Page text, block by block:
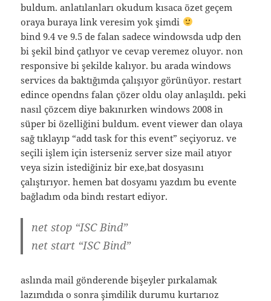
buldum. anlatılanları okudum kısaca özet geçem
oraya buraya link veresim yok şimdi
bind 9.4 ve 9.5 de falan sadece windowsda udp den
bi şekil bind çatlıyor ve cevap veremez oluyor. non
responsive bi şekilde kalıyor. bu arada windows
services da baktığımda çalışıyor görünüyor. restart
edince opendns falan çözer oldu olay anlaşıldı. peki
nasıl çözcem diye bakınırken windows 2008 in
süper bi özelliğini buldum. event viewer dan olaya
sağ tıklayıp “add task for this event” seçiyoruz. ve
seçili işlem için isterseniz server size mail atıyor
veya sizin istediğiniz bir exe,bat dosyasını
çalıştırıyor. hemen bat dosyamı yazdım bu evente
bağladım oda bindı restart ediyor.
net stop “ISC Bind”
net start “ISC Bind”
aslında mail gönderende bişeyler pırkalamak
lazımdıda o sonra şimdilik durumu kurtarıoz